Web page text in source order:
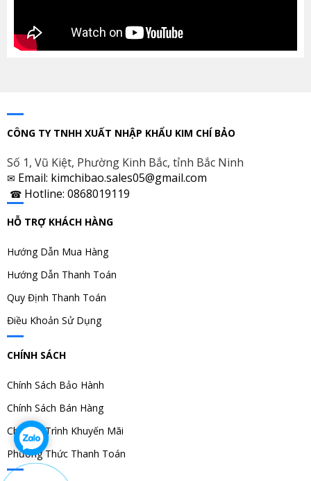
CÔNG TY TNHH XUẤT NHẬP KHẨU KIM CHÍ BẢO
Số 1, Vũ Kiệt, Phường Kinh Bắc, tỉnh Bắc Ninh
✉ Email: kimchibao.sales05@gmail.com
☎ Hotline: 0868019119
HỖ TRỢ KHÁCH HÀNG
Hướng Dẫn Mua Hàng
Hướng Dẫn Thanh Toán
Quy Định Thanh Toán
Điều Khoản Sử Dụng
CHÍNH SÁCH
Chính Sách Bảo Hành
Chính Sách Bán Hàng
Chương Trình Khuyến Mãi
Phương Thức Thanh Toán